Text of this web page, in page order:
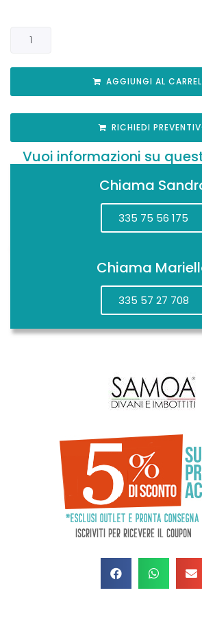
AGGIUNGI AL
RICHIEDI
Vuoi informazioni su
Chiama
335 75 56 175
Chiama
335 57 27 708